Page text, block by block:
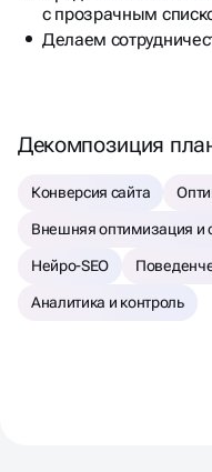
Конверсия сайта
Внешняя оптимизация и
Нейро-SEO
Аналитика и контроль